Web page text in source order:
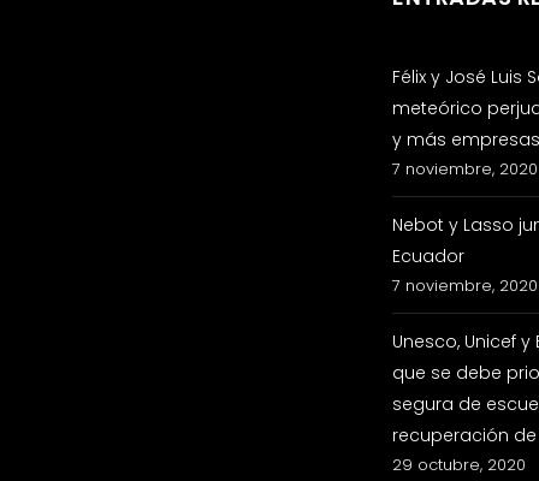
Félix y José Luis
meteórico
y más
7 noviembre, 2020
Nebot y Lasso
Ecuador
7 noviembre, 2020
Unesco, Unicef
que se debe
segura de
recuperación
29 octubre, 2020